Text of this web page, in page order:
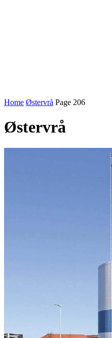
Home Østervrå Page 206
Østervrå